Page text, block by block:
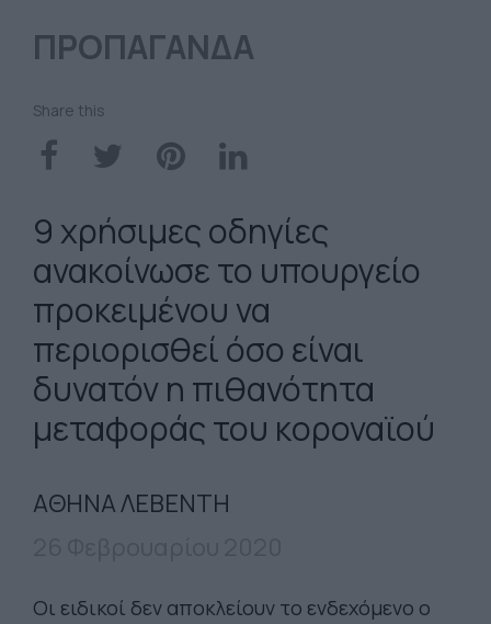
ΠΡΟΠΑΓΑΝΔΑ
Share this
9 χρήσιμες οδηγίες
ανακοίνωσε το υπουργείο
προκειμένου να
περιορισθεί όσο είναι
δυνατόν η πιθανότητα
μεταφοράς του κοροναϊού
ΑΘΗΝΑ ΛΕΒΕΝΤΗ
Οι ειδικοί δεν αποκλείουν το ενδεχόμενο ο